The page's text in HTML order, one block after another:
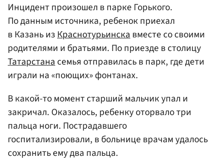
Инцидент произошел в парке Горького.
По данным источника, ребенок приехал
в Казань изКраснотурьинскавместе со своими
родителями и братьями. По приезде в столицу
Татарстанасемья отправилась в парк, где дети
играли на «поющих» фонтанах.
В какой-то момент старший мальчик упал и
закричал. Оказалось, ребенку оторвало три
пальца ноги. Пострадавшего
госпитализировали, в больнице врачам удалось
сохранить ему два пальца.